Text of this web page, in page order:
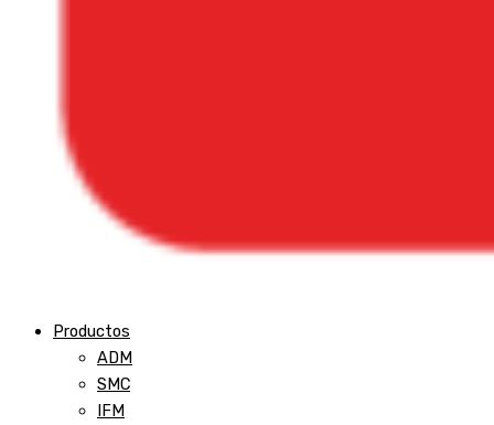
Productos
ADM
SMC
IFM